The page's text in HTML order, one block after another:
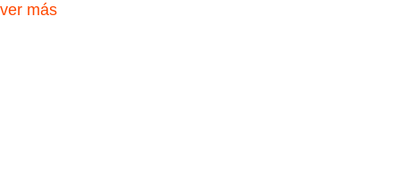
ver más